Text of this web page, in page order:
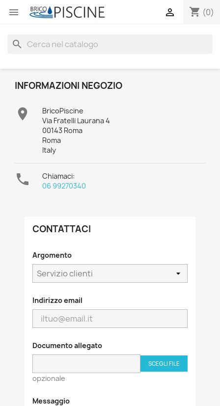
 shopping_cart (0)

search
INFORMAZIONI NEGOZIO

BricoPiscine
Via Fratelli Laurana 4
00143 Roma
Roma
Italy

Chiamaci:
06 99270340
CONTATTACI
Argomento
Indirizzo email
Documento allegato
SCEGLI FILE
opzionale
Messaggio